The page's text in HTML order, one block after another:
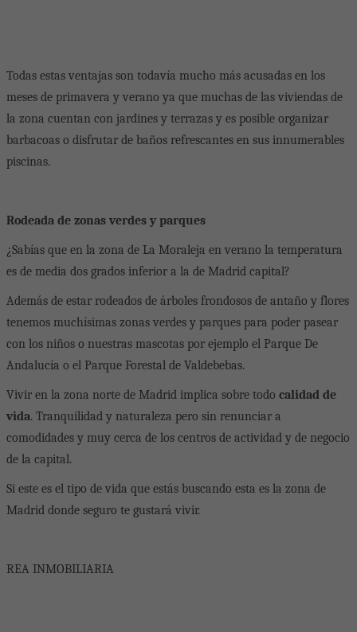
Todas estas ventajas son todavía mucho más acusadas en los
meses de primavera y verano ya que muchas de las viviendas de
la zona cuentan con jardines y terrazas y es posible organizar
barbacoas o disfrutar de baños refrescantes en sus innumerables
piscinas.
Rodeada de zonas verdes y parques
¿Sabías que en la zona de La Moraleja en verano la temperatura
es de media dos grados inferior a la de Madrid capital?
Además de estar rodeados de árboles frondosos de antaño y flores
tenemos muchísimas zonas verdes y parques para poder pasear
con los niños o nuestras mascotas por ejemplo el Parque De
Andalucía o el Parque Forestal de Valdebebas.
Vivir en la zona norte de Madrid implica sobre todo calidad de
vida. Tranquilidad y naturaleza pero sin renunciar a
comodidades y muy cerca de los centros de actividad y de negocio
de la capital.
Si este es el tipo de vida que estás buscando esta es la zona de
Madrid donde seguro te gustará vivir.
REA INMOBILIARIA